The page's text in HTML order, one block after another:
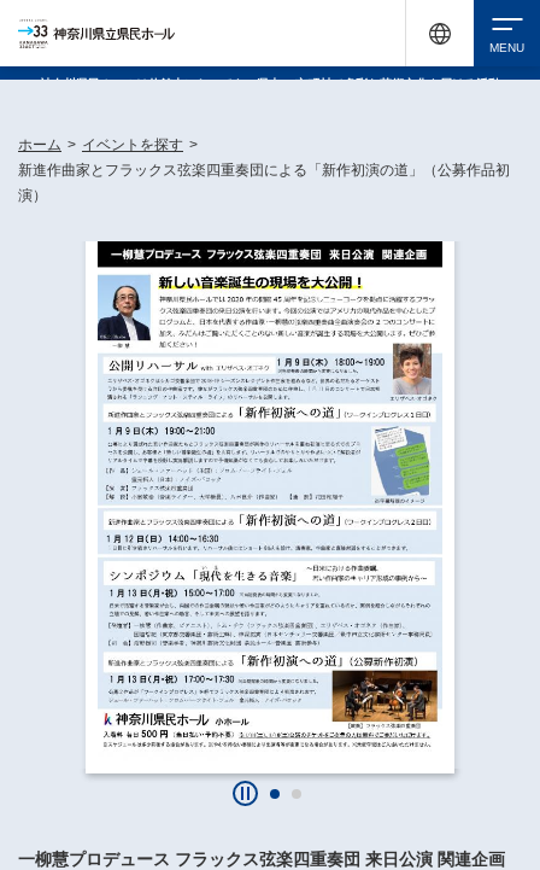
神奈川県民ホールは休館中においても、県内33市町村で多彩な芸術文化を届ける活動
イベントを探す
・ イベント一覧
・ イベントカレンダー
休館中の県民ホールについて
・ 施設概要
・ パイプオルガン
・ 神奈川県民ホールの取り組み
神奈川県立県民ホールSNS
​​​​​​​​​​​​​神奈川県立県民ホール
ギャラリーSNS
ホーム > イベントを探す >
新進作曲家とフラックス弦楽四重奏団による「新作初演の道」（公募作品初
演）
一柳慧プロデュース フラックス弦楽四重奏団 来日公演 関連企画